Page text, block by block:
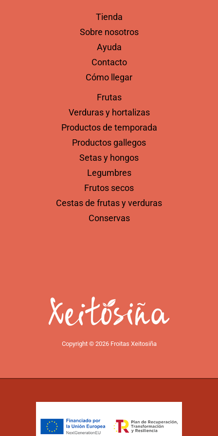
Tienda
Sobre nosotros
Ayuda
Contacto
Cómo llegar
Frutas
Verduras y hortalizas
Productos de temporada
Productos gallegos
Setas y hongos
Legumbres
Frutos secos
Cestas de frutas y verduras
Conservas
Copyright © 2026 Froitas Xeitosiña